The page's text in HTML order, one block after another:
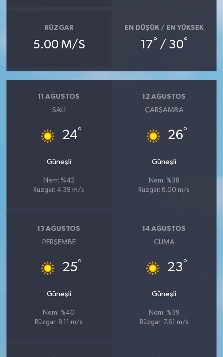
RÜZGAR
5.00 M/S
EN DÜŞÜK / EN YÜKSEK
17° / 30°
11 AĞUSTOS
SALI
24°
Güneşli
Nem: %42
Rüzgar: 4.39 m/s
12 AĞUSTOS
ÇARŞAMBA
26°
Güneşli
Nem: %38
Rüzgar: 6.00 m/s
13 AĞUSTOS
PERŞEMBE
25°
Güneşli
Nem: %40
Rüzgar: 8.11 m/s
14 AĞUSTOS
CUMA
23°
Güneşli
Nem: %39
Rüzgar: 7.61 m/s